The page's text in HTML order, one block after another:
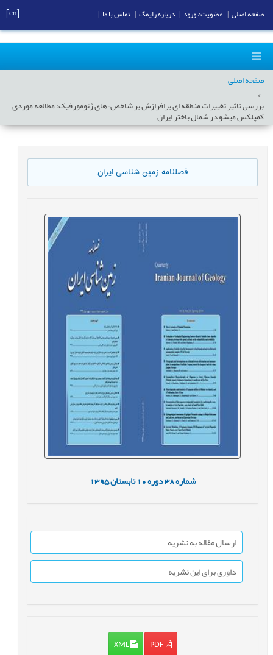
صفحه اصلی
بررسی تاثیر تغییرات منطقه ای برافرازش بر شاخص¬های ژئومورفیک: مطالعه موردی
کمپلکس میشو در شمال باختر ایران
فصلنامه زمین شناسی ایران
شماره38 دوره10 تابستان1395
ارسال مقاله به نشریه
داوری برای این نشریه
PDF
XML
صفحه اصلی عضویت/ ورود درباره رایمگ تماس با ما